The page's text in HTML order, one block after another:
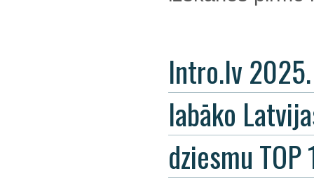
Intro.lv
labāko
dziesmu TOP